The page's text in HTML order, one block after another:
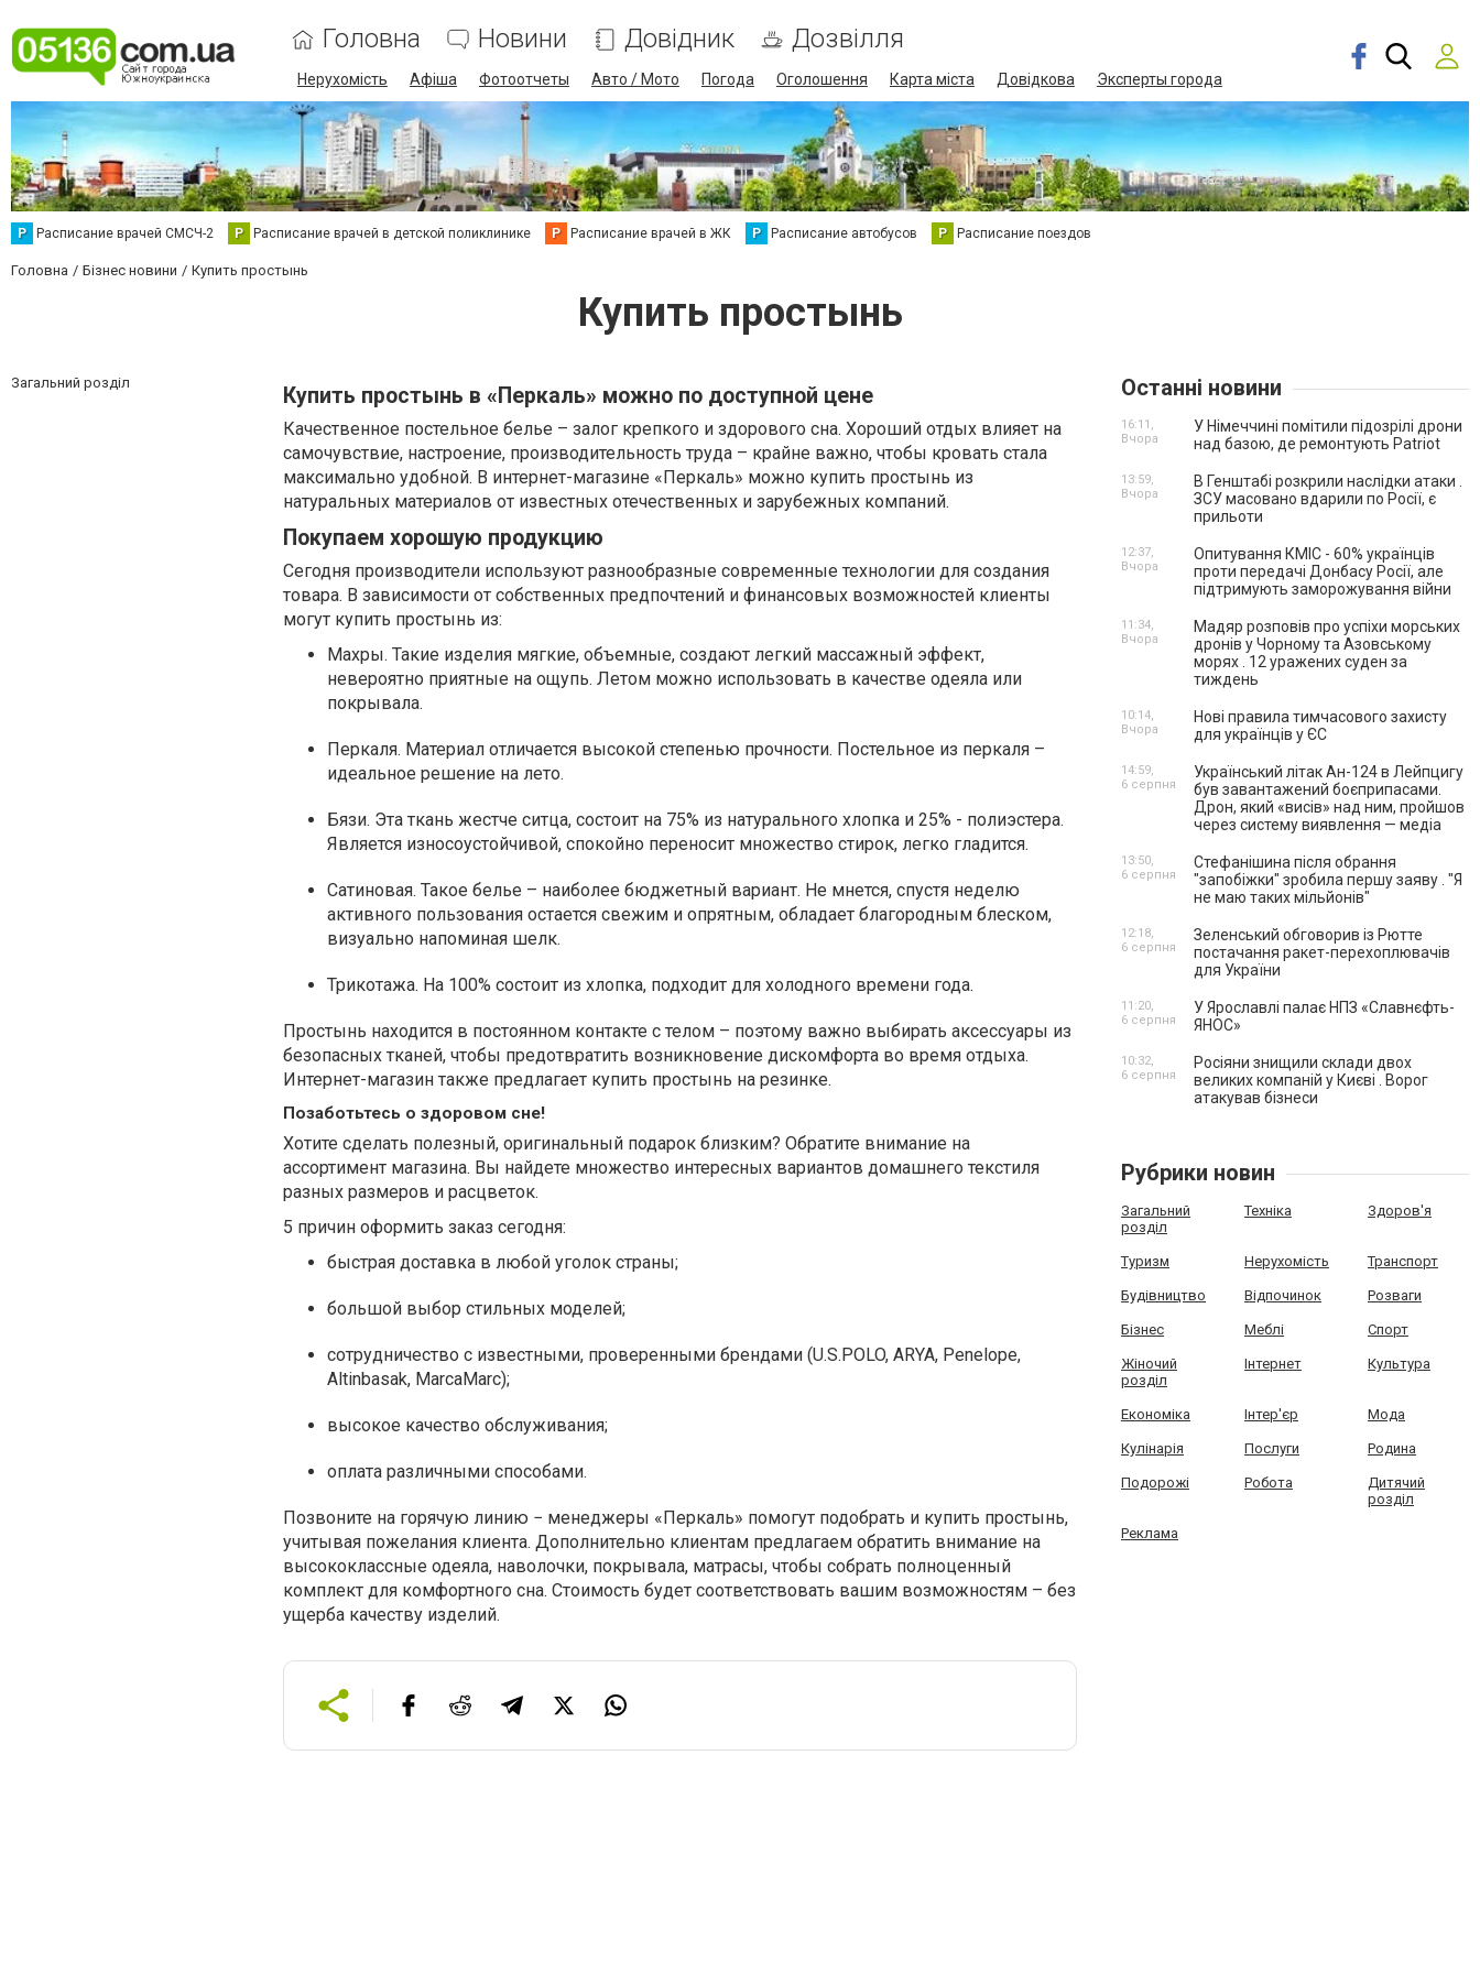
Головна Новини Довідник Дозвілля
Нерухомість Афіша Фотоотчеты Авто / Мото Погода Оголошення Карта міста Довідкова Эксперты города
Р Расписание врачей СМСЧ-2 Р Расписание врачей в детской поликлинике Р Расписание врачей в ЖК Р Расписание автобусов Р Расписание поездов
Головна Бізнес новини Купить простынь
Купить простынь
Загальний розділ
Купить простынь в «Перкаль» можно по доступной цене
Качественное постельное белье – залог крепкого и здорового сна. Хороший отдых влияет на
самочувствие, настроение, производительность труда – крайне важно, чтобы кровать стала
максимально удобной. В интернет-магазине «Перкаль» можно купить простынь из
натуральных материалов от известных отечественных и зарубежных компаний.
Покупаем хорошую продукцию
Сегодня производители используют разнообразные современные технологии для создания
товара. В зависимости от собственных предпочтений и финансовых возможностей клиенты
могут купить простынь из:
Махры. Такие изделия мягкие, объемные, создают легкий массажный эффект,
невероятно приятные на ощупь. Летом можно использовать в качестве одеяла или
покрывала.
Перкаля. Материал отличается высокой степенью прочности. Постельное из перкаля –
идеальное решение на лето.
Бязи. Эта ткань жестче ситца, состоит на 75% из натурального хлопка и 25% - полиэстера.
Является износоустойчивой, спокойно переносит множество стирок, легко гладится.
Сатиновая. Такое белье – наиболее бюджетный вариант. Не мнется, спустя неделю
активного пользования остается свежим и опрятным, обладает благородным блеском,
визуально напоминая шелк.
Трикотажа. На 100% состоит из хлопка, подходит для холодного времени года.
Простынь находится в постоянном контакте с телом – поэтому важно выбирать аксессуары из
безопасных тканей, чтобы предотвратить возникновение дискомфорта во время отдыха.
Интернет-магазин также предлагает купить простынь на резинке.
Позаботьтесь о здоровом сне!
Хотите сделать полезный, оригинальный подарок близким? Обратите внимание на
ассортимент магазина. Вы найдете множество интересных вариантов домашнего текстиля
разных размеров и расцветок.
5 причин оформить заказ сегодня:
быстрая доставка в любой уголок страны;
большой выбор стильных моделей;
сотрудничество с известными, проверенными брендами (U.S.POLO, ARYA, Penelope,
Altinbasak, MarcaMarc);
высокое качество обслуживания;
оплата различными способами.
Позвоните на горячую линию − менеджеры «Перкаль» помогут подобрать и купить простынь,
учитывая пожелания клиента. Дополнительно клиентам предлагаем обратить внимание на
высококлассные одеяла, наволочки, покрывала, матрасы, чтобы собрать полноценный
комплект для комфортного сна. Стоимость будет соответствовать вашим возможностям – без
ущерба качеству изделий.
Останні новини
У Німеччині помітили підозрілі дрони
над базою, де ремонтують Patriot
16:11,
Вчора
В Генштабі розкрили наслідки атаки .
ЗСУ масовано вдарили по Росії, є
прильоти
13:59,
Вчора
Опитування КМІС - 60% українців
проти передачі Донбасу Росії, але
підтримують заморожування війни
12:37,
Вчора
Мадяр розповів про успіхи морських
дронів у Чорному та Азовському
морях . 12 уражених суден за
тиждень
11:34,
Вчора
Нові правила тимчасового захисту
для українців у ЄС
10:14,
Вчора
Український літак Ан-124 в Лейпцигу
був завантажений боєприпасами.
Дрон, який «висів» над ним, пройшов
через систему виявлення — медіа
14:59,
6 серпня
Стефанішина після обрання
"запобіжки" зробила першу заяву . "Я
не маю таких мільйонів"
13:50,
6 серпня
Зеленський обговорив із Рютте
постачання ракет-перехоплювачів
для України
12:18,
6 серпня
У Ярославлі палає НПЗ «Славнєфть-
ЯНОС»
11:20,
6 серпня
Росіяни знищили склади двох
великих компаній у Києві . Ворог
атакував бізнеси
10:32,
6 серпня
Рубрики новин
Загальний
розділ
Техніка Здоров'я
Туризм Нерухомість Транспорт
Будівництво Відпочинок Розваги
Бізнес Меблі Спорт
Жіночий
розділ
Інтернет Культура
Економіка Інтер'єр Мода
Кулінарія Послуги Родина
Подорожі Робота
Дитячий
розділ
Реклама